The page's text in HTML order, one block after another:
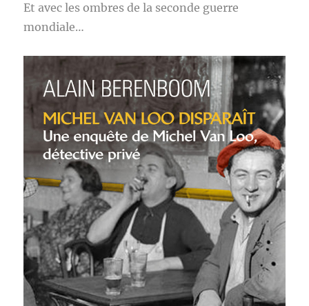
Et avec les ombres de la seconde guerre
mondiale…